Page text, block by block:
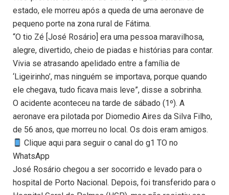
estado, ele morreu após a queda de uma aeronave de
pequeno porte na zona rural de Fátima.
“O tio Zé [José Rosário] era uma pessoa maravilhosa,
alegre, divertido, cheio de piadas e histórias para contar.
Vivia se atrasando apelidado entre a família de
‘Ligeirinho’, mas ninguém se importava, porque quando
ele chegava, tudo ficava mais leve”, disse a sobrinha.
O acidente aconteceu na tarde de sábado (1º). A
aeronave era pilotada por Diomedio Aires da Silva Filho,
de 56 anos, que morreu no local. Os dois eram amigos.
Clique aqui para seguir o canal do g1 TO no
WhatsApp
José Rosário chegou a ser socorrido e levado para o
hospital de Porto Nacional. Depois, foi transferido para o